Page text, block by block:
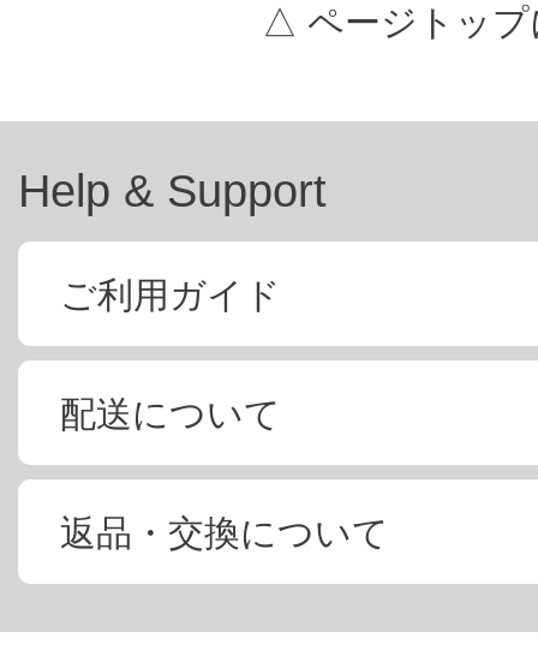
△ ページトップ
Help & Support
ご利用ガイド
配送について
返品・交換について